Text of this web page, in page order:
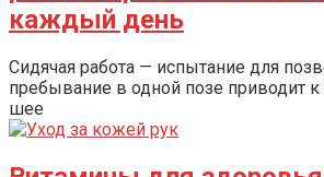
каждый день
Сидячая работа — испытание для
пребывание в одной позе приводит к
шее